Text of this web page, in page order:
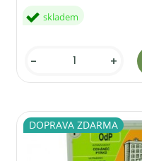
skladem
- +
DOPRAVA ZDARMA